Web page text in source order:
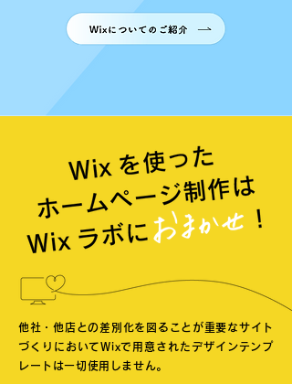
他社・他店との差別化を図ることが重要なサイト
づくりにおいてWixで用意されたデザインテンプ
レートは一切使用しません。